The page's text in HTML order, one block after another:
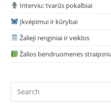
Interviu: tvarūs pokalbiai
Įkvėpimui ir kūrybai
Žalieji renginiai ir veiklos
Žalios bendruomenės